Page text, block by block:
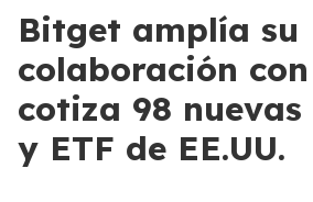
Bitget amplía su
colaboración
cotiza 98 nuevas
y ETF de EE.UU.